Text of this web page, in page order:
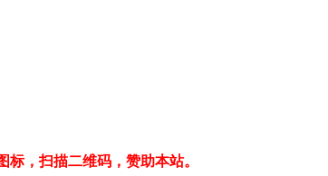
，扫描二维码，赞助本站。